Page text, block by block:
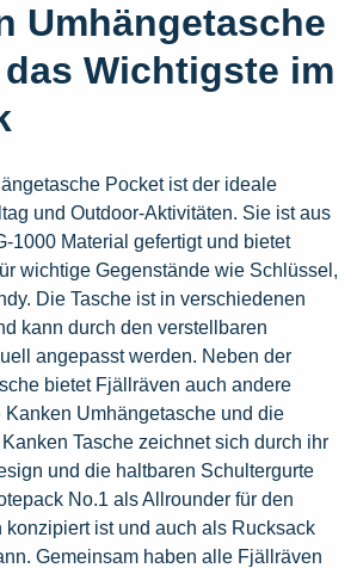
Umhängetasche
Wichtigste im
Pocket ist der ideale
und Outdoor-Aktivitäten. Sie ist aus
1000 Material gefertigt und bietet
wichtige Gegenstände wie Schlüssel,
Die Tasche ist in verschiedenen
kann durch den verstellbaren
angepasst werden. Neben der
bietet Fjällräven auch andere
Kanken Umhängetasche und die
Tasche zeichnet sich durch ihr
und die haltbaren Schultergurte
No.1 als Allrounder für den
konzipiert ist und auch als Rucksack
Gemeinsam haben alle Fjällräven